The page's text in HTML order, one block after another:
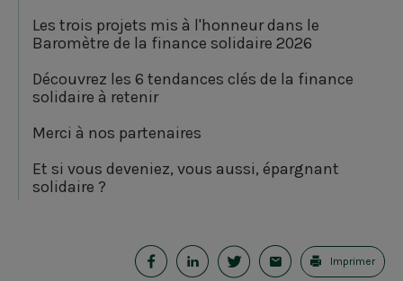
Les trois projets mis à l'honneur dans le
Baromètre de la finance solidaire 2026
Découvrez les 6 tendances clés de la finance
solidaire à retenir
Merci à nos partenaires
Et si vous deveniez, vous aussi, épargnant
solidaire ?
P
P
P
E
Imprimer